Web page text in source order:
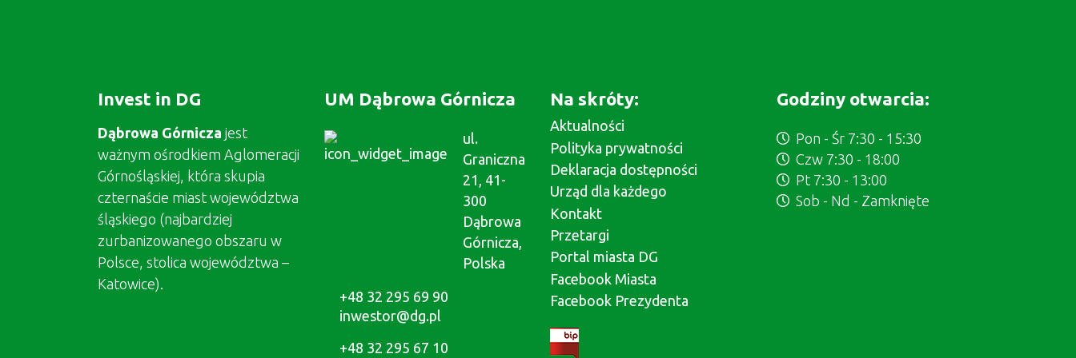
Invest in DG
Dąbrowa Górnicza jest
ważnym ośrodkiem Aglomeracji
Górnośląskiej, która skupia
czternaście miast województwa
śląskiego (najbardziej
zurbanizowanego obszaru w
Polsce, stolica województwa –
Katowice).
UM Dąbrowa Górnicza
ul.
Graniczna
21, 41-
300
Dąbrowa
Górnicza,
Polska
+48 32 295 69 90
inwestor@dg.pl
+48 32 295 67 10
Na skróty:
Aktualności
Polityka prywatności
Deklaracja dostępności
Urząd dla każdego
Kontakt
Przetargi
Portal miasta DG
Facebook Miasta
Facebook Prezydenta
Godziny otwarcia:
Pon - Śr 7:30 - 15:30
Czw 7:30 - 18:00
Pt 7:30 - 13:00
Sob - Nd - Zamknięte